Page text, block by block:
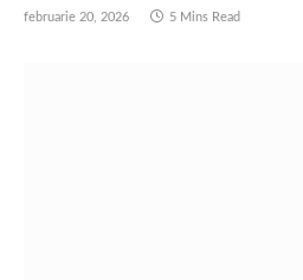
februarie 20, 2026 5 Mins Read